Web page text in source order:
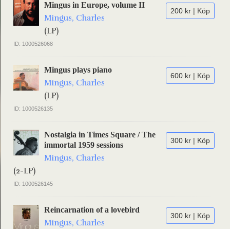
200 kr | Köp
Mingus in Europe, volume II
Mingus, Charles
(LP)
ID: 1000526068
600 kr | Köp
Mingus plays piano
Mingus, Charles
(LP)
ID: 1000526135
300 kr | Köp
Nostalgia in Times Square / The
immortal 1959 sessions
Mingus, Charles
(2-LP)
ID: 1000526145
300 kr | Köp
Reincarnation of a lovebird
Mingus, Charles